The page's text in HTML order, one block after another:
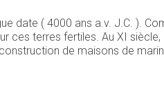
date ( 4000 ans a.v. J.C. ).
ces terres fertiles. Au XI
de maisons de